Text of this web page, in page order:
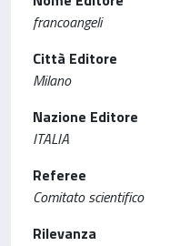
francoangeli
Città Editore
Milano
Nazione Editore
ITALIA
Referee
Comitato scientifico
Rilevanza